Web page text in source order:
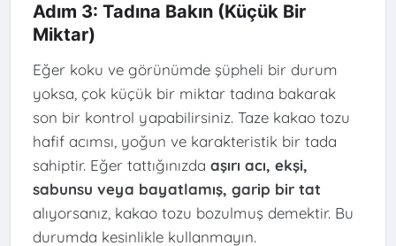
Adım 3: Tadına Bakın (Küçük Bir
Miktar)
Eğer koku ve görünümde şüpheli bir durum
yoksa, çok küçük bir miktar tadına bakarak
son bir kontrol yapabilirsiniz. Taze kakao tozu
hafif acımsı, yoğun ve karakteristik bir tada
sahiptir. Eğer tattığınızda aşırı acı, ekşi,
sabunsu veya bayatlamış, garip bir tat
alıyorsanız, kakao tozu bozulmuş demektir. Bu
durumda kesinlikle kullanmayın.